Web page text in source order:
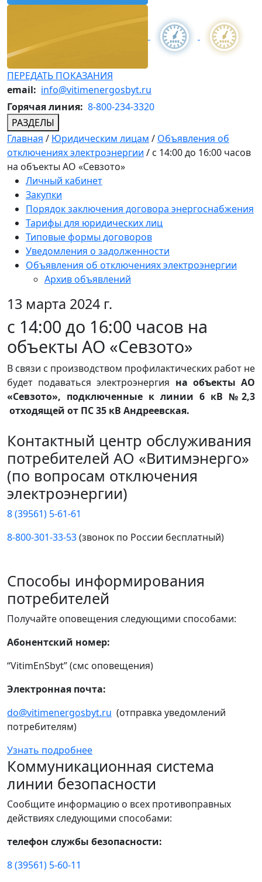
ПЕРЕДАТЬ ПОКАЗАНИЯ
email: info@vitimenergosbyt.ru
Горячая линия: 8-800-234-3320
РАЗДЕЛЫ
Главная / Юридическим лицам / Объявления об
отключениях электроэнергии / с 14:00 до 16:00 часов
на объекты АО «Севзото»
Личный кабинет
Закупки
Порядок заключения договора энергоснабжения
Тарифы для юридических лиц
Типовые формы договоров
Уведомления о задолженности
Объявления об отключениях электроэнергии
Архив объявлений
13 марта 2024 г.
с 14:00 до 16:00 часов на
объекты АО «Севзото»
В связи с производством профилактических работ не
будет подаваться электроэнергия на объекты АО
«Севзото», подключенные к линии 6 кВ №2,3
отходящей от ПС 35 кВ Андреевская.
Контактный центр обслуживания
потребителей АО «Витимэнерго»
(по вопросам отключения
электроэнергии)
8 (39561) 5-61-61
8-800-301-33-53(звонок по России бесплатный)
Способы информирования
потребителей
Получайте оповещения следующими способами:
Абонентский номер:
“VitimEnSbyt” (смс оповещения)
Электронная почта:
do@vitimenergosbyt.ru (отправка уведомлений
потребителям)
Узнать подробнее
Коммуникационная система
линии безопасности
Сообщите информацию о всех противоправных
действиях следующими способами:
телефон службы безопасности:
8 (39561) 5-60-11